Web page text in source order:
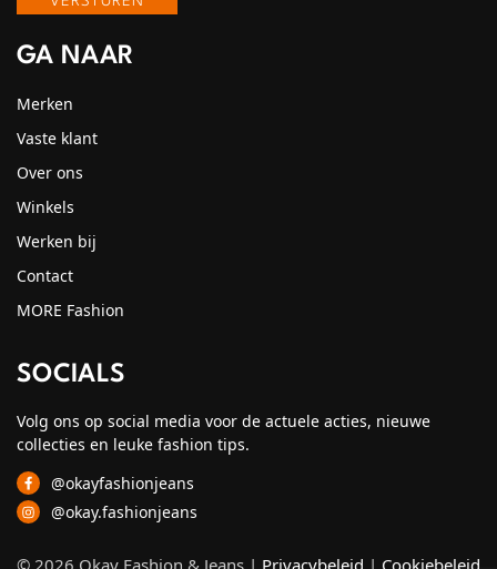
GA NAAR
Merken
Vaste klant
Over ons
Winkels
Werken bij
Contact
MORE Fashion
SOCIALS
Volg ons op social media voor de actuele acties, nieuwe
collecties en leuke fashion tips.
@okayfashionjeans
@okay.fashionjeans